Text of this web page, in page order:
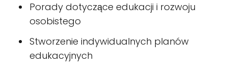
Porady dotyczące edukacji i rozwoju
osobistego
Stworzenie indywidualnych planów
edukacyjnych